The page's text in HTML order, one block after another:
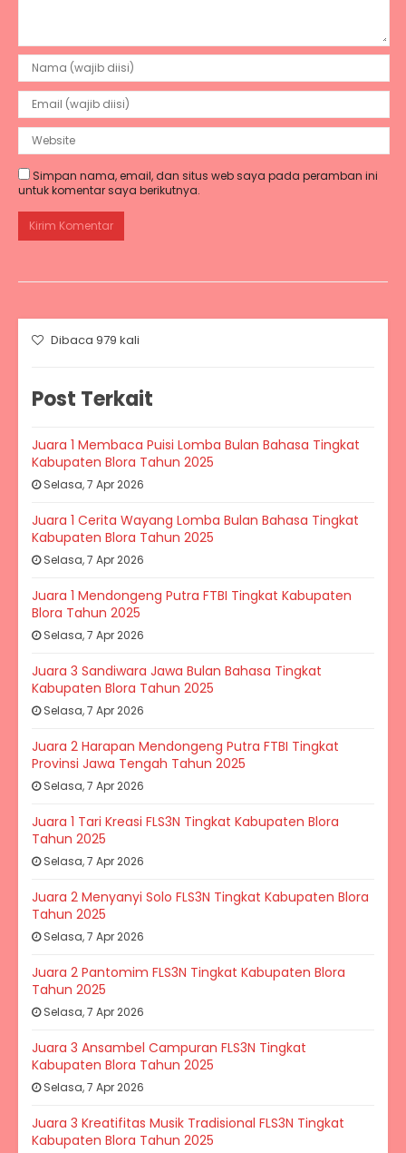
Simpan nama, email, dan situs web saya pada peramban ini
untuk komentar saya berikutnya.
Dibaca 979 kali
Post Terkait
Juara 1 Membaca Puisi Lomba Bulan Bahasa Tingkat
Kabupaten Blora Tahun 2025
Selasa, 7 Apr 2026
Juara 1 Cerita Wayang Lomba Bulan Bahasa Tingkat
Kabupaten Blora Tahun 2025
Selasa, 7 Apr 2026
Juara 1 Mendongeng Putra FTBI Tingkat Kabupaten
Blora Tahun 2025
Selasa, 7 Apr 2026
Juara 3 Sandiwara Jawa Bulan Bahasa Tingkat
Kabupaten Blora Tahun 2025
Selasa, 7 Apr 2026
Juara 2 Harapan Mendongeng Putra FTBI Tingkat
Provinsi Jawa Tengah Tahun 2025
Selasa, 7 Apr 2026
Juara 1 Tari Kreasi FLS3N Tingkat Kabupaten Blora
Tahun 2025
Selasa, 7 Apr 2026
Juara 2 Menyanyi Solo FLS3N Tingkat Kabupaten Blora
Tahun 2025
Selasa, 7 Apr 2026
Juara 2 Pantomim FLS3N Tingkat Kabupaten Blora
Tahun 2025
Selasa, 7 Apr 2026
Juara 3 Ansambel Campuran FLS3N Tingkat
Kabupaten Blora Tahun 2025
Selasa, 7 Apr 2026
Juara 3 Kreatifitas Musik Tradisional FLS3N Tingkat
Kabupaten Blora Tahun 2025